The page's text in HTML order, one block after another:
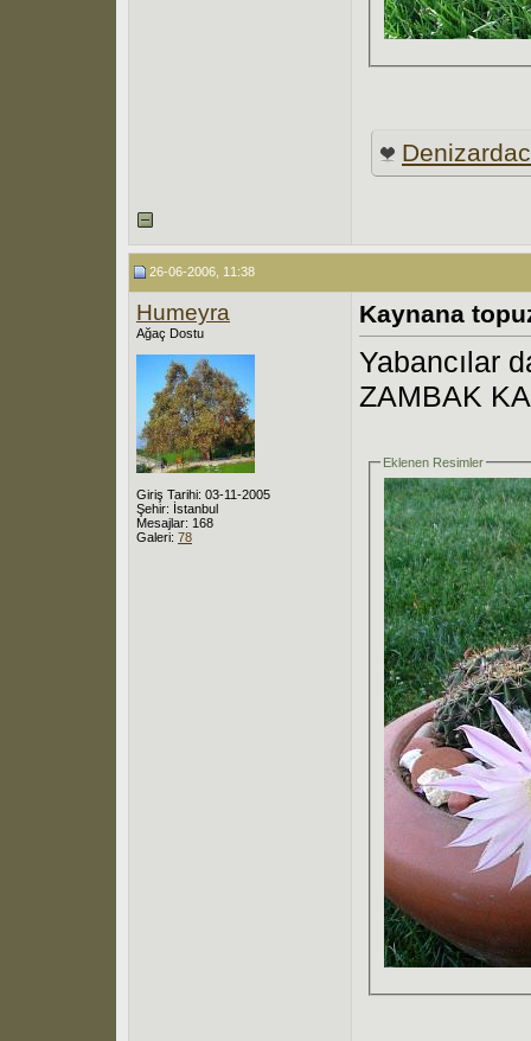
26-06-2006, 11:38
Humeyra
Ağaç Dostu
Giriş Tarihi: 03-11-2005
Şehir: İstanbul
Mesajlar: 168
Galeri: 78
Kaynana
Yabancılar
ZAMBAK
Eklenen Resimler